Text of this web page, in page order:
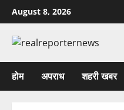
Skip
to
content
August 8, 2026
होम अपराध शहरी खबर